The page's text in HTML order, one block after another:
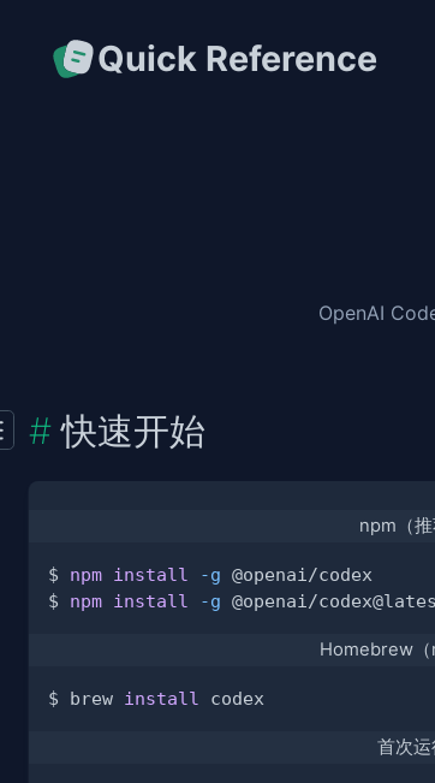
Quick Reference
OpenAI
快速开始
npm（推
$ npm install -g
$ npm install -g @openai/
Homebrew（
$ brew install
首次